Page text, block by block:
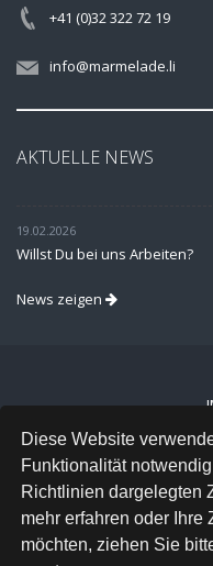
Diese Website
Funktionalität
Richtlinien dargelegten
mehr erfahren oder Ihre
möchten, ziehen Sie
+41 (0)32 322 72 19
info@marmelade.li
AKTUELLE NEWS
19.02.2026
Willst Du bei uns Arbeiten?
News zeigen